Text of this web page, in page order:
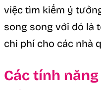
việc tìm kiếm ý
song song với đó là
chi phí cho các nhà
Các tính